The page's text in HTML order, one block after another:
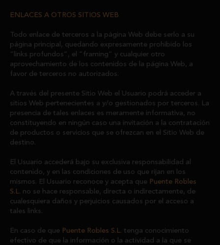
ENLACES A OTROS SITIOS WEB
Todo enlace de terceros a la página Web debe serlo a su
página principal, quedando expresamente prohibido los
“links profundos”, el “framing” y cualquier otro
aprovechamiento de los contenidos de la página Web, a
favor de terceros no autorizados.
A través del presente Sitio Web el Usuario podrá acceder a
sitios Web pertenecientes a y/o gestionados por terceros. La
presencia de tales enlaces es meramente informativa, no
constituyendo en ningún caso una invitación a la contratación
de productos o servicios que se ofrezcan en el Sitio Web de
destino.
El Usuario accederá bajo su exclusiva responsabilidad al
contenido, y en las condiciones de uso que rijan en los
mismos. El Usuario reconoce y acepta que Puente Robles
S.L. no se hace responsable, directa o indirectamente, de
cualesquiera daños y perjuicios causados por el acceso a
tales links.
En caso de que Puente Robles S.L. tenga conocimiento
efectivo de que la información o la actividad a la que se